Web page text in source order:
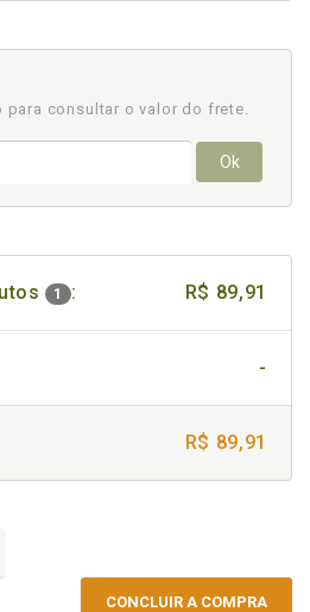
para consultar o valor do frete.
Ok
1 : R$ 89,91
-
R$ 89,91
CONCLUIR A COMPRA